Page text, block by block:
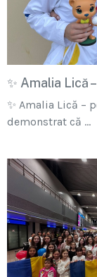
✨ Amalia Lică
✨ Amalia Lică –
demonstrat că ...